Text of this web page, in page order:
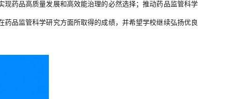
药品高质量发展和高效能治理的必然选择；推动药品监管科学
品监管科学研究方面所取得的成绩，并希望学校继续弘扬优良